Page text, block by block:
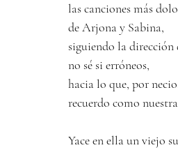
las canciones más
de Arjona y Sabina,
siguiendo la dirección
no sé si erróneos,
hacia lo que, por
recuerdo como
Yace en ella un viejo